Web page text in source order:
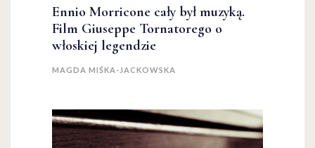
Ennio Morricone cały był muzyką.
Film Giuseppe Tornatorego o
włoskiej legendzie
MAGDA MIŚKA-JACKOWSKA